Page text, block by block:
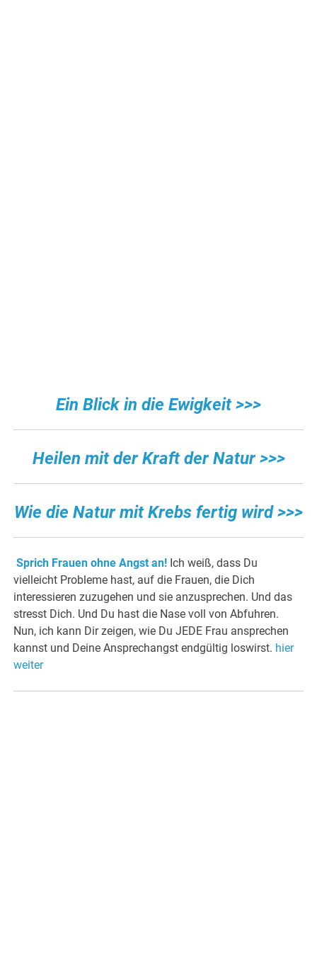
Ein Blick in die Ewigkeit >>>
Heilen mit der Kraft der Natur >>>
Wie die Natur mit Krebs fertig wird >>>
Sprich Frauen ohne Angst an! Ich weiß, dass Du
vielleicht Probleme hast, auf die Frauen, die Dich
interessieren zuzugehen und sie anzusprechen. Und das
stresst Dich. Und Du hast die Nase voll von Abfuhren.
Nun, ich kann Dir zeigen, wie Du JEDE Frau ansprechen
kannst und Deine Ansprechangst endgültig loswirst. hier
weiter